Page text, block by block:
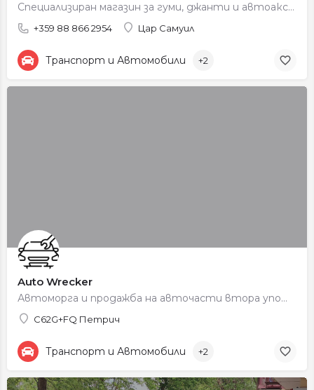
Специализиран магазин за гуми, джанти и автоаксесоари с професионално обслужване и консултация.
+359 88 866 2954 Цар Самуил
Транспорт и Автомобили +2
Auto Wrecker
Автоморга и продажба на авточасти втора употреба.
C62G+FQ Петрич
Транспорт и Автомобили +2